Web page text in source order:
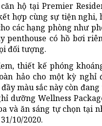
hộ tại Premier
hợp cùng sự tiện
các hạng phòng như
penthouse có hồ bơi
đối tượng.
thiết kế phóng
hảo cho một kỳ nghỉ
màu sắc này còn
dưỡng Wellness
và ăn sáng tự chọn tại
10/2020.